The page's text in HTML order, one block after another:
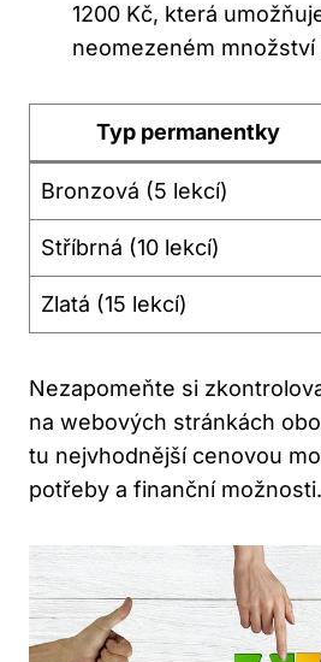
1200 Kč, která
neomezeném množství
Typ permanentky
Bronzová (5 lekcí)
Stříbrná (10 lekcí)
Zlatá (15 lekcí)
Nezapomeňte si
na webových stránkách
tu nejvhodnější cenovou
potřeby a finanční možnosti.